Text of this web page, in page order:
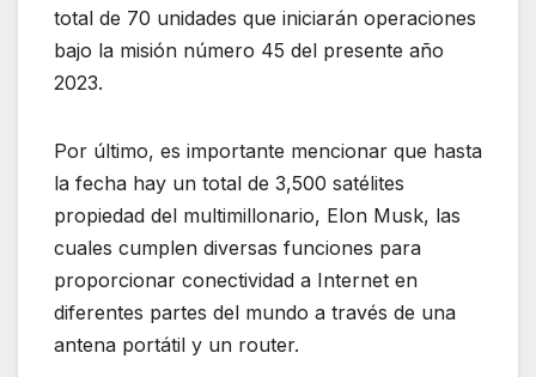
total de 70 unidades que iniciarán operaciones
bajo la misión número 45 del presente año
2023.
Por último, es importante mencionar que hasta
la fecha hay un total de 3,500 satélites
propiedad del multimillonario, Elon Musk, las
cuales cumplen diversas funciones para
proporcionar conectividad a Internet en
diferentes partes del mundo a través de una
antena portátil y un router.